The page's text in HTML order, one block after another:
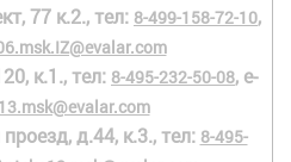
77 к.2., тел: 8-499-158-72-10,
к.1., тел: 8-495-232-50-08, e-
д.44, к.3., тел: 8-495-